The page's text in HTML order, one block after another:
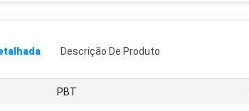
Descrição De Produto
PBT